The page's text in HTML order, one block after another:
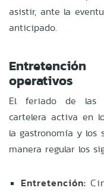
asistir, ante la
anticipado.
operativos
El feriado de las
cartelera activa en
la gastronomía y los
manera regular los
Entretención: